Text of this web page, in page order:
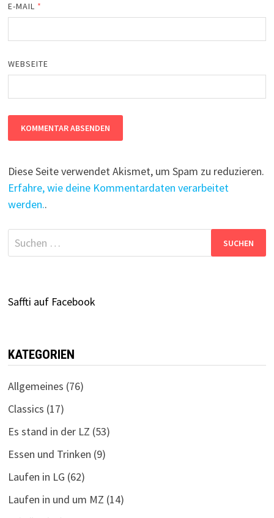
E-MAIL *
WEBSEITE
Diese Seite verwendet Akismet, um Spam zu reduzieren.
Erfahre, wie deine Kommentardaten verarbeitet
werden..
Suchen
nach:
Saffti auf Facebook
KATEGORIEN
Allgemeines (76)
Classics (17)
Es stand in der LZ (53)
Essen und Trinken (9)
Laufen in LG (62)
Laufen in und um MZ (14)